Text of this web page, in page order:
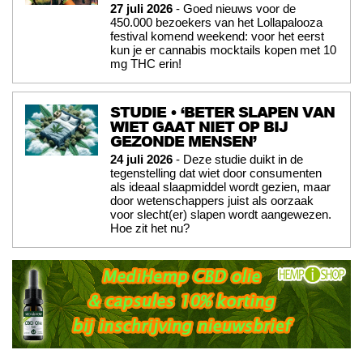
27 juli 2026 - Goed nieuws voor de
450.000 bezoekers van het Lollapalooza
festival komend weekend: voor het eerst
kun je er cannabis mocktails kopen met 10
mg THC erin!
STUDIE • ‘BETER SLAPEN VAN
WIET GAAT NIET OP BIJ
GEZONDE MENSEN’
24 juli 2026 - Deze studie duikt in de
tegenstelling dat wiet door consumenten
als ideaal slaapmiddel wordt gezien, maar
door wetenschappers juist als oorzaak
voor slecht(er) slapen wordt aangewezen.
Hoe zit het nu?